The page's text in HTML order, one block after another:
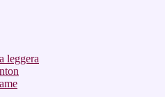
leggera